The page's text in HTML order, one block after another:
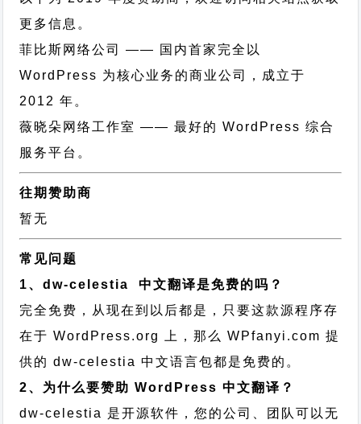
更多信息。
菲比斯网络公司
—— 国内首家完全以
WordPress 为核心业务的商业公司，成立于
2012 年。
薇晓朵网络工作室 —— 最好的 WordPress 综合
服务平台。
往期赞助商
暂无
常见问题
1、dw-celestia 中文翻译是免费的吗？
完全免费，从现在到以后都是，只要这款源程序存
在于 WordPress.org 上，那么 WPfanyi.com 提
供的 dw-celestia 中文语言包都是免费的。
2、为什么要赞助 WordPress 中文翻译？
dw-celestia 是开源软件，您的公司、团队可以无